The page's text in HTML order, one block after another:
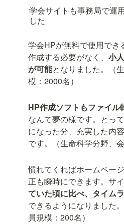
学会サイトも事務局で運
した
学会HPが無料で使用でき
作成する必要がなく、 小
が可能となりました。（
模：2000名）
HP作成ソフトもファイル
なんて夢の様です。とっ
になった分、充実した内
です。（生命科学分野、
慣れてくればホームペー
正も瞬時にできます。サ
ていた頃に比べ、タイム
できるようになりました
員規模：200名）